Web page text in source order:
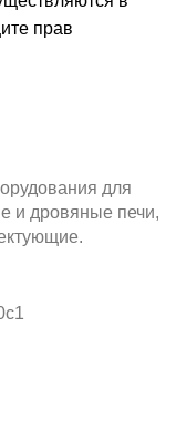
прав
для
и дровяные печи,